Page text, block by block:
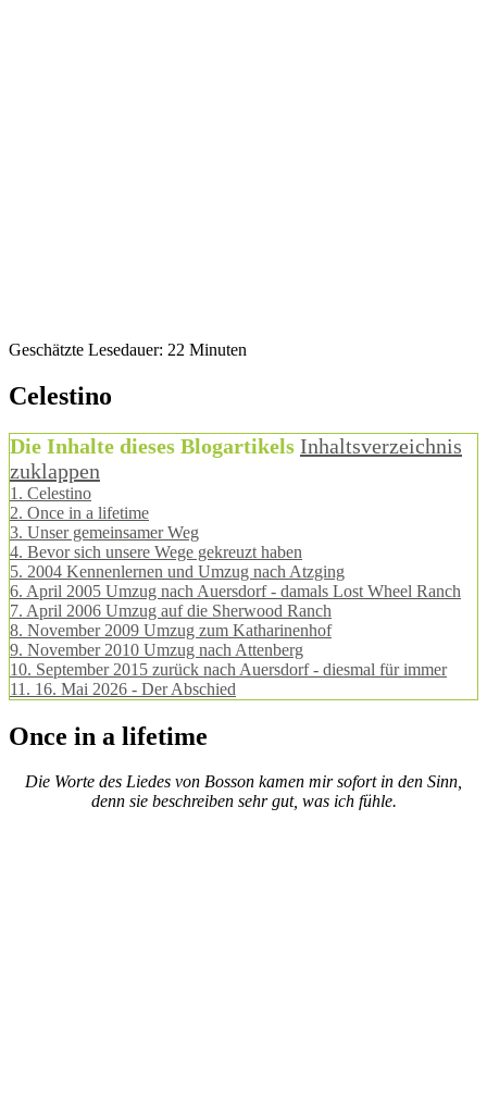
Geschätzte Lesedauer: 22 Minuten
Celestino
Die Inhalte dieses Blogartikels Inhaltsverzeichnis
zuklappen
1. Celestino
2. Once in a lifetime
3. Unser gemeinsamer Weg
4. Bevor sich unsere Wege gekreuzt haben
5. 2004 Kennenlernen und Umzug nach Atzging
6. April 2005 Umzug nach Auersdorf - damals Lost Wheel Ranch
7. April 2006 Umzug auf die Sherwood Ranch
8. November 2009 Umzug zum Katharinenhof
9. November 2010 Umzug nach Attenberg
10. September 2015 zurück nach Auersdorf - diesmal für immer
11. 16. Mai 2026 - Der Abschied
Once in a lifetime
Die Worte des Liedes von Bosson kamen mir sofort in den Sinn,
denn sie beschreiben sehr gut, was ich fühle.